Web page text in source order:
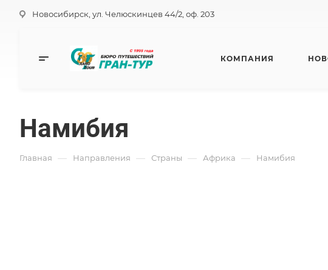
Новосибирск, ул. Челюскинцев 44/2, оф. 203
КОМПАНИЯ
Намибия
Главная — Направления — Страны — Африка — Намибия